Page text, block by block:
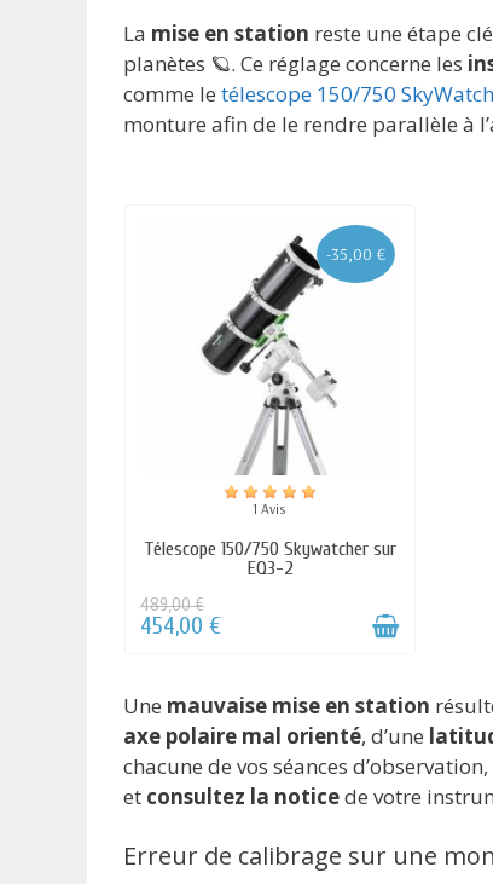
La mise en station reste une étape
planètes 🪐. Ce réglage concerne les
comme le télescope 150/750
monture afin de le rendre parallèle à
Une mauvaise mise en station
axe polaire mal orienté, d’une
chacune de vos séances
et consultez la noticede votre
Erreur de calibrage sur une